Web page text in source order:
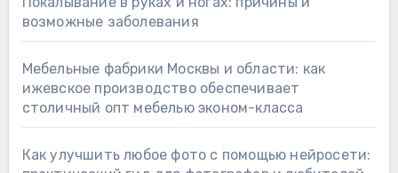
возможные заболевания
Мебельные фабрики Москвы и области: как
ижевское производство обеспечивает
столичный опт мебелью эконом-класса
Как улучшить любое фото с помощью нейросети: